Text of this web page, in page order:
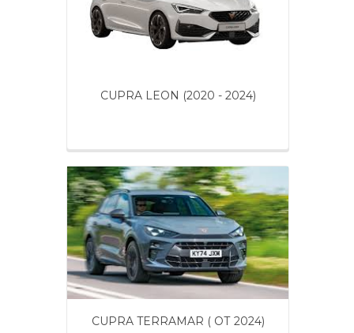
CUPRA LEON (2020 - 2024)
CUPRA TERRAMAR ( ОТ 2024)